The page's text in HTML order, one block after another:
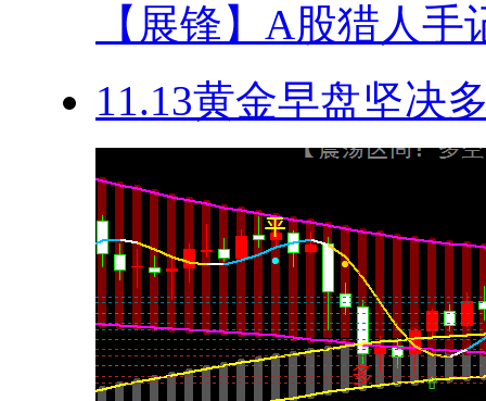
【展锋】A股猎人手
11.13黄金早盘坚决